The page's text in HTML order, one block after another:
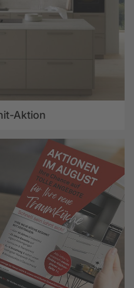
Aktion